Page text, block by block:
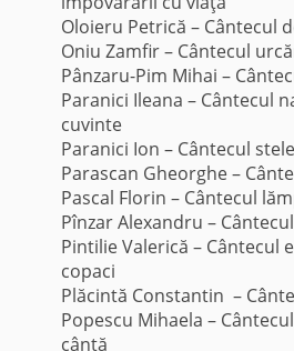
Oloieru Petrică – Cântecul
Oniu Zamfir – Cântecul
Pânzaru-Pim Mihai –
Paranici Ileana – Cântecul
cuvinte
Paranici Ion – Cântecul
Parascan Gheorghe –
Pascal Florin – Cântecul
Pînzar Alexandru –
Pintilie Valerică – Cântecul
copaci
Plăcintă Constantin –
Popescu Mihaela –
cântă